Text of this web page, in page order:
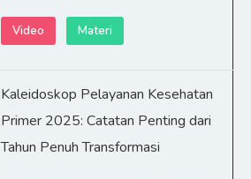
Video Materi
Kaleidoskop Pelayanan Kesehatan
Primer 2025: Catatan Penting dari
Tahun Penuh Transformasi